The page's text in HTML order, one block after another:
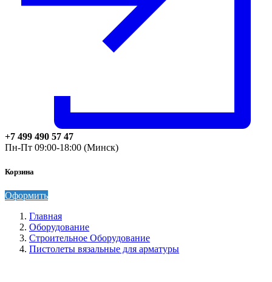
+7 499 490 57 47
Пн-Пт 09:00-18:00 (Минск)
Корзина
Оформить
Главная
Оборудование
Строительное Оборудование
Пистолеты вязальные для арматуры